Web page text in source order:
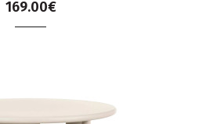
169.00€